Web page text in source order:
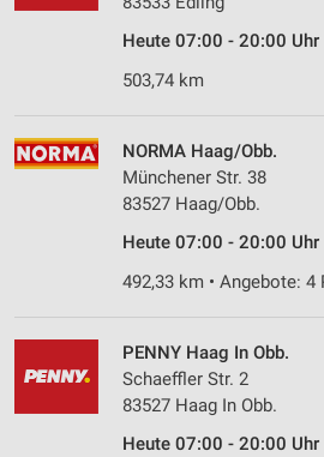
Heute 07:00 - 20:00 Uhr
503,74 km
NORMA Haag/Obb.
Münchener Str. 38
83527 Haag/Obb.
Heute 07:00 - 20:00 Uhr
492,33 km • Angebote: 4
PENNY Haag In Obb.
Schaeffler Str. 2
83527 Haag In Obb.
Heute 07:00 - 20:00 Uhr